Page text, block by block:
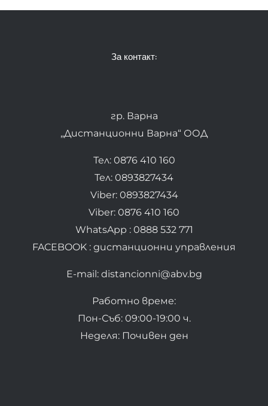
За контакт:
гр. Варна
„Дистанционни Варна“ ООД
Тел: 0876 410 160
Тел: 0893827434
Viber: 0893827434
Viber: 0876 410 160
WhatsApp : 0888 532 771
FACEBOOK : дистанционни управления
E-mail: distancionni@abv.bg
Работно време:
Пон-Съб: 09:00-19:00 ч.
Неделя: Почивен ден